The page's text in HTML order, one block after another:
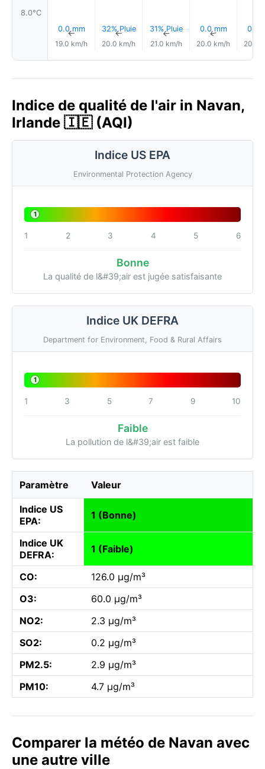
8.0°C
0.0 mm
↑
19.0 km/h
32% Pluie
↑
20.0 km/h
31% Pluie
↑
21.0 km/h
0.0 mm
↑
20.0 km/h
0.0
20.0
Indice de qualité de l'air in Navan,
Irlande 🇮🇪 (AQI)
Indice US EPA
Environmental Protection Agency
1
1 2 3 4 5 6
Bonne
La qualité de l&#39;air est jugée satisfaisante
Indice UK DEFRA
Department for Environment, Food & Rural Affairs
1
1 3 5 7 9 10
Faible
La pollution de l&#39;air est faible
Paramètre Valeur
Indice US
EPA:
1 (Bonne)
Indice UK
DEFRA:
1 (Faible)
CO:
126.0 µg/m³
O3:
60.0 µg/m³
NO2:
2.3 µg/m³
SO2:
0.2 µg/m³
PM2.5:
2.9 µg/m³
PM10:
4.7 µg/m³
Comparer la météo de Navan avec
une autre ville